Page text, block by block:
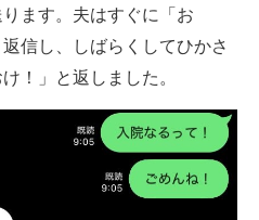
ます。夫はすぐに「お
信し、しばらくしてひかさ
！」と返しました。